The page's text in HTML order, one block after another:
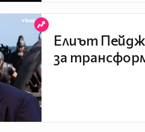
Елиът Пейдж
за